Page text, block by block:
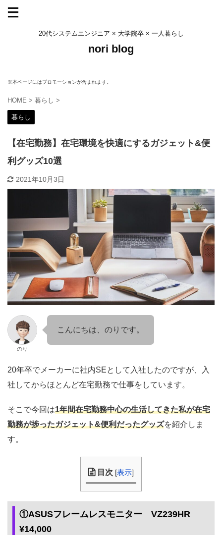
20代システムエンジニア × 大学院卒 × 一人暮らし
nori blog
※本ページにはプロモーションが含まれます。
HOME > 暮らし >
暮らし
【在宅勤務】在宅環境を快適にするガジェット&便
利グッズ10選
2021年10月3日
のり
こんにちは、のりです。
20年卒でメーカーに社内SEとして入社したのですが、入
社してからほとんど在宅勤務で仕事をしています。
そこで今回は1年間在宅勤務中心の生活してきた私が在宅
勤務が捗ったガジェット&便利だったグッズを紹介しま
す。
目次 [表示]
①ASUSフレームレスモニター VZ239HR
¥14,000